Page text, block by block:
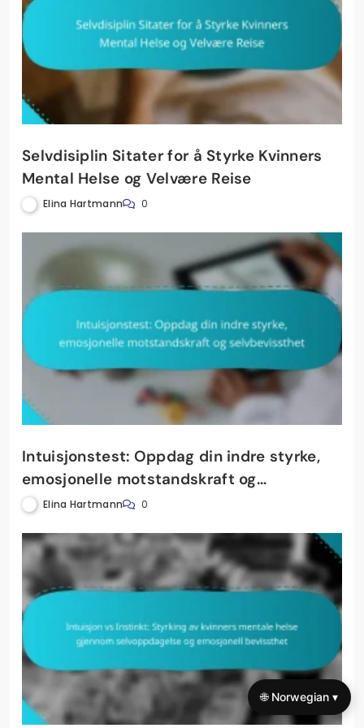
Selvdisiplin Sitater for å Styrke Kvinners
Mental Helse og Velvære Reise
Elina Hartmann 0
Intuisjonstest: Oppdag din indre styrke,
emosjonelle motstandskraft og
selvbevissthet
Elina Hartmann 0
🌐 Norwegian ▾